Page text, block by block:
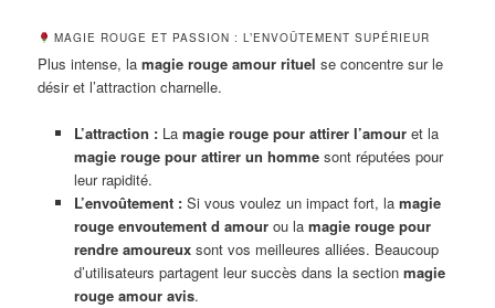
MAGIE ROUGE ET PASSION : L’ENVOÛTEMENT SUPÉRIEUR
Plus intense, lamagie rouge amour rituel se concentre sur le
désir et l’attraction charnelle.
L’attraction :La magie rouge pour attirer l’amouret la
magie rouge pour attirer un hommesont réputées pour
leur rapidité.
L’envoûtement :Si vous voulez un impact fort, la magie
rouge envoutement d amourou la magie rouge pour
rendre amoureuxsont vos meilleures alliées. Beaucoup
d’utilisateurs partagent leur succès dans la section magie
rouge amour avis.